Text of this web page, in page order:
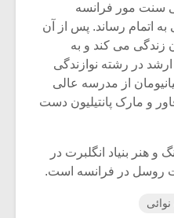
سنت مور فرانسه
اتمام رساند. پس از آن
زندگی می کند و به
در رشته نوازندگی
از مدرسه عالی
و مارک پانتیلیون دست
و هنر بنیاد انگلبرت در
روسل در فرانسه است.